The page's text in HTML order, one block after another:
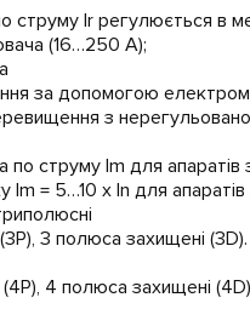
струму Ir регулюється в
(16…250 А);
за допомогою
з
по струму Im для
Im = 5…10 x In для
3 полюса захищені (3D).
4 полюса захищені